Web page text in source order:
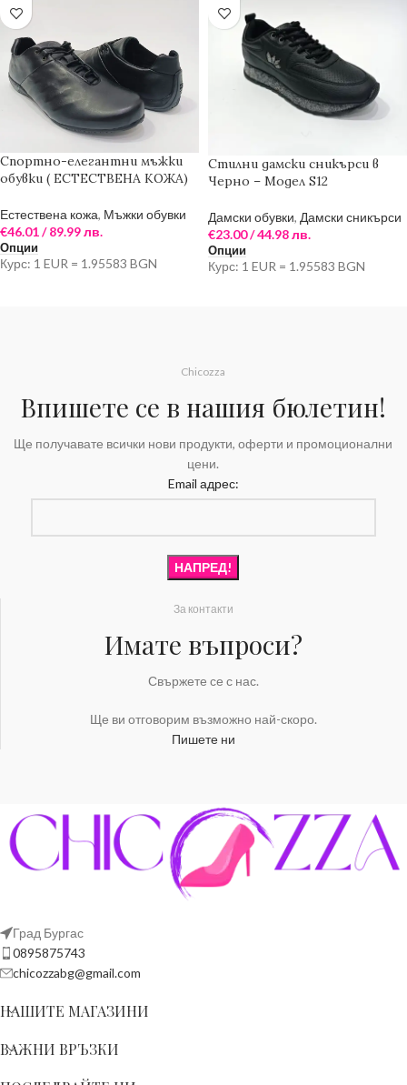
Спортно-елегантни мъжки
обувки ( ЕСТЕСТВЕНА КОЖА)
Естествена кожа, Мъжки обувки
€46.01/ 89.99 лв.
Опции
Курс: 1 EUR = 1.95583 BGN
Стилни дамски сникърси в
Черно – Модел S12
Дамски обувки, Дамски сникърси
€23.00/ 44.98 лв.
Опции
Курс: 1 EUR = 1.95583 BGN
Chicozza
Впишете се в нашия бюлетин!
Ще получавате всички нови продукти, оферти и промоционални
цени.
Email адрес:
За контакти
Имате въпроси?
Свържете се с нас.
Ще ви отговорим възможно най-скоро.
Пишете ни
Град Бургас
0895875743
chicozzabg@gmail.com
НАШИТЕ МАГАЗИНИ
ВАЖНИ ВРЪЗКИ